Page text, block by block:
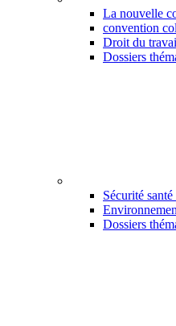
La nouvelle
convention
Droit du
Dossiers
Sécurité
Dossiers